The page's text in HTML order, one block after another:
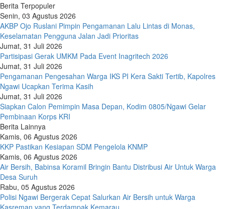
Berita Terpopuler
Senin, 03 Agustus 2026
AKBP Ojo Ruslani Pimpin Pengamanan Lalu Lintas di Monas,
Keselamatan Pengguna Jalan Jadi Prioritas
Jumat, 31 Juli 2026
Partisipasi Gerak UMKM Pada Event Inagritech 2026
Jumat, 31 Juli 2026
Pengamanan Pengesahan Warga IKS PI Kera Sakti Tertib, Kapolres
Ngawi Ucapkan Terima Kasih
Jumat, 31 Juli 2026
Siapkan Calon Pemimpin Masa Depan, Kodim 0805/Ngawi Gelar
Pembinaan Korps KRI
Berita Lainnya
Kamis, 06 Agustus 2026
KKP Pastikan Kesiapan SDM Pengelola KNMP
Kamis, 06 Agustus 2026
Air Bersih, Babinsa Koramil Bringin Bantu Distribusi Air Untuk Warga
Desa Suruh
Rabu, 05 Agustus 2026
Polisi Ngawi Bergerak Cepat Salurkan Air Bersih untuk Warga
Kasreman yang Terdampak Kemarau